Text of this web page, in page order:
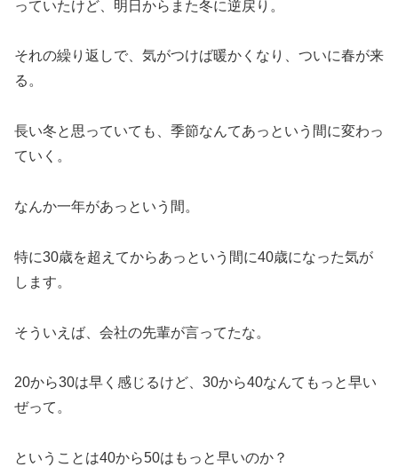
っていたけど、明日からまた冬に逆戻り。
それの繰り返しで、気がつけば暖かくなり、ついに春が来
る。
長い冬と思っていても、季節なんてあっという間に変わっ
ていく。
なんか一年があっという間。
特に30歳を超えてからあっという間に40歳になった気が
します。
そういえば、会社の先輩が言ってたな。
20から30は早く感じるけど、30から40なんてもっと早い
ぜって。
ということは40から50はもっと早いのか？